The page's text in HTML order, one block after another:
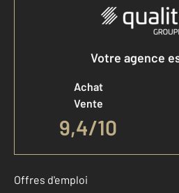
Votre agence
Achat
Vente
9,4/10
Offres d'emploi